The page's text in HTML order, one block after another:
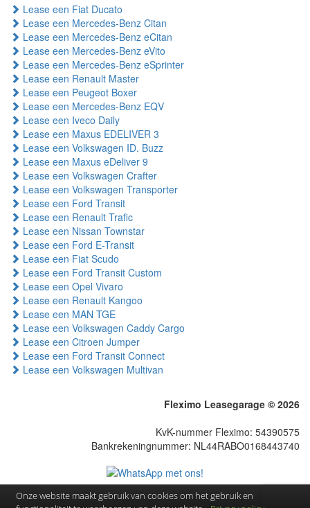
Lease een Fiat Ducato
Lease een Mercedes-Benz Citan
Lease een Mercedes-Benz eCitan
Lease een Mercedes-Benz eVito
Lease een Mercedes-Benz eSprinter
Lease een Renault Master
Lease een Peugeot Boxer
Lease een Mercedes-Benz EQV
Lease een Iveco Daily
Lease een Maxus EDELIVER 3
Lease een Volkswagen ID. Buzz
Lease een Maxus eDeliver 9
Lease een Volkswagen Crafter
Lease een Volkswagen Transporter
Lease een Ford Transit
Lease een Renault Trafic
Lease een Nissan Townstar
Lease een Ford E-Transit
Lease een Fiat Scudo
Lease een Ford Transit Custom
Lease een Opel Vivaro
Lease een Renault Kangoo
Lease een MAN TGE
Lease een Volkswagen Caddy Cargo
Lease een Citroen Jumper
Lease een Ford Transit Connect
Lease een Volkswagen Multivan
Fleximo Leasegarage © 2026
KvK-nummer Fleximo: 54390575
Bankrekeningnummer: NL44RABO0168443740
Onze website maakt gebruik van cookies om het gebruik en